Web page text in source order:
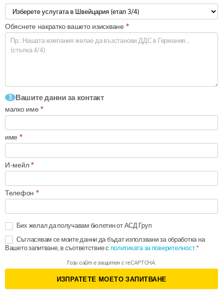
Обяснете накратко вашето изискване *
3 Вашите данни за контакт
малко име*
име *
И-мейл*
Телефон *
Бих желал да получавам бюлетин от АСД Груп
Съгласявам се моите данни да бъдат използвани за обработка на
Вашето запитване, в съответствие с политиката за поверителност.
Този сайт е защитен с reCAPTCHA.
ИЗПРАТЕТЕ МОЕТО ЗАПИТВАНЕ